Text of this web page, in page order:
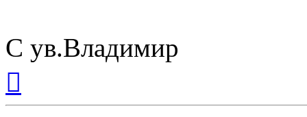
С ув.Владимир
началу